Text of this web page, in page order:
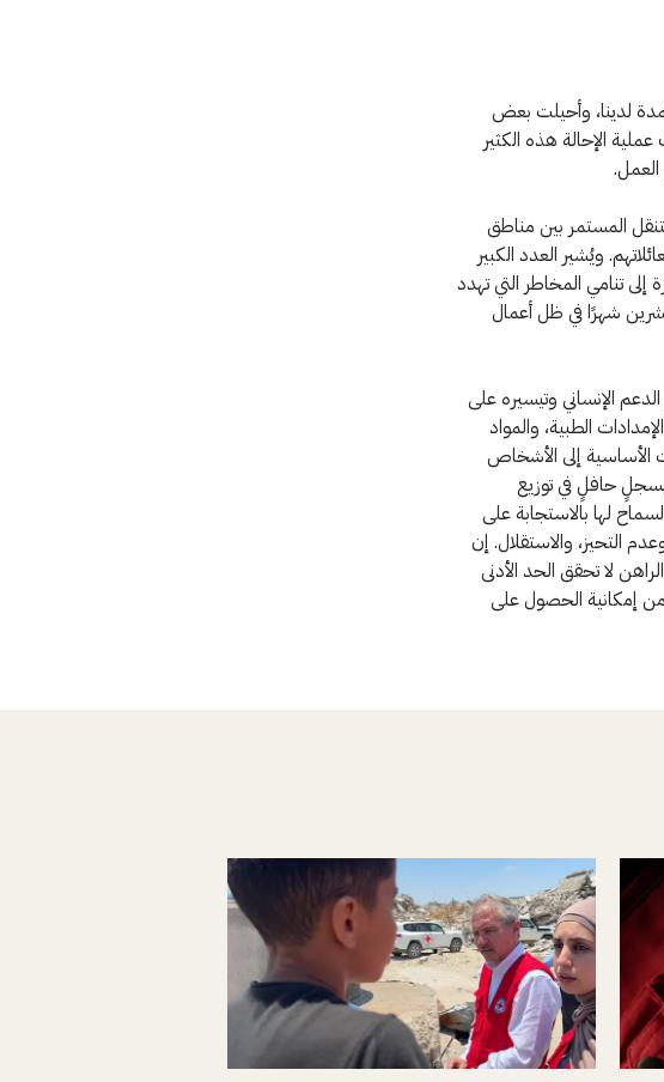
لدينا، وأحيلت بعض
الإحالة هذه الكثير
المستمر بين مناطق
ويُشير العدد الكبير
تنامي المخاطر التي تهدد
شهرًا في ظل أعمال
الإنساني وتيسيره على
الطبية، والمواد
الأساسية إلى الأشخاص
حافلٍ في توزيع
لها بالاستجابة على
التحيز، والاستقلال. إن
لا تحقق الحد الأدنى
من إمكانية الحصول على